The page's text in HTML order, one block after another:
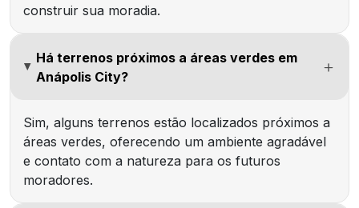
construir sua moradia.
Há terrenos próximos a áreas verdes em
Anápolis City?
Sim, alguns terrenos estão localizados próximos a
áreas verdes, oferecendo um ambiente agradável
e contato com a natureza para os futuros
moradores.